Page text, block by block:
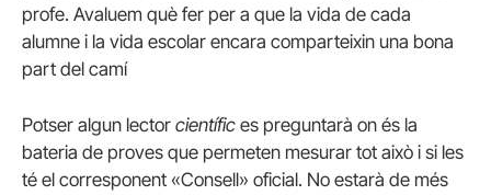
profe. Avaluem què fer per a que la vida de cada
alumne i la vida escolar encara comparteixin una bona
part del camí
Potser algun lector científic es preguntarà on és la
bateria de proves que permeten mesurar tot això i si les
té el corresponent «Consell» oficial. No estarà de més